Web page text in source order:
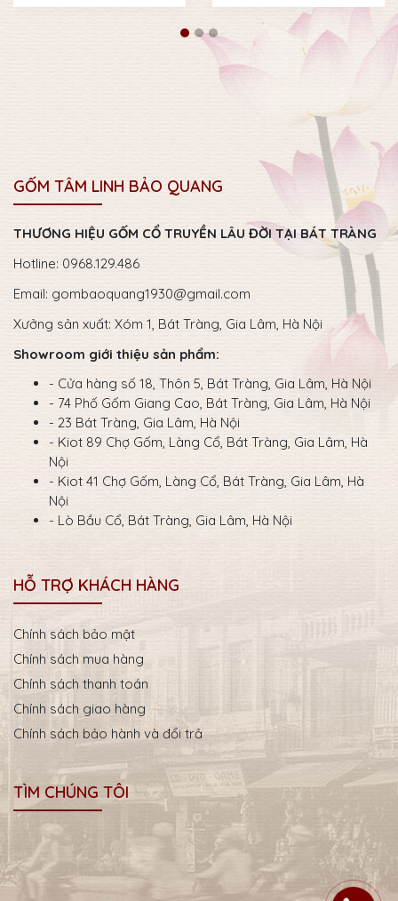
GỐM TÂM LINH BẢO QUANG
THƯƠNG HIỆU GỐM CỔ TRUYỀN LÂU ĐỜI TẠI BÁT TRÀNG
Hotline: 0968.129.486
Email: gombaoquang1930@gmail.com
Xưởng sản xuất: Xóm 1, Bát Tràng, Gia Lâm, Hà Nội
Showroom giới thiệu sản phẩm:
- Cửa hàng số 18, Thôn 5, Bát Tràng, Gia Lâm, Hà Nội
- 74 Phố Gốm Giang Cao, Bát Tràng, Gia Lâm, Hà Nội
- 23 Bát Tràng, Gia Lâm, Hà Nội
- Kiot 89 Chợ Gốm, Làng Cổ, Bát Tràng, Gia Lâm, Hà
Nội
- Kiot 41 Chợ Gốm, Làng Cổ, Bát Tràng, Gia Lâm, Hà
Nội
- Lò Bầu Cổ, Bát Tràng, Gia Lâm, Hà Nội
HỖ TRỢ KHÁCH HÀNG
Chính sách bảo mật
Chính sách mua hàng
Chính sách thanh toán
Chính sách giao hàng
Chính sách bảo hành và đổi trả
TÌM CHÚNG TÔI